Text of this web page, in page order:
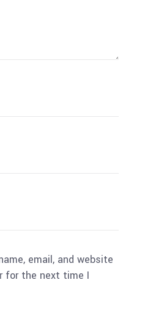
email, and website
for the next time I